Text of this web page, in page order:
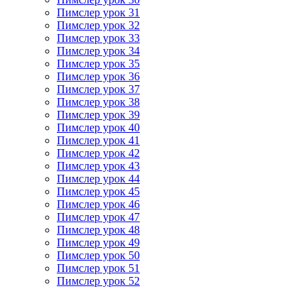
Пимслер урок 31
Пимслер урок 32
Пимслер урок 33
Пимслер урок 34
Пимслер урок 35
Пимслер урок 36
Пимслер урок 37
Пимслер урок 38
Пимслер урок 39
Пимслер урок 40
Пимслер урок 41
Пимслер урок 42
Пимслер урок 43
Пимслер урок 44
Пимслер урок 45
Пимслер урок 46
Пимслер урок 47
Пимслер урок 48
Пимслер урок 49
Пимслер урок 50
Пимслер урок 51
Пимслер урок 52